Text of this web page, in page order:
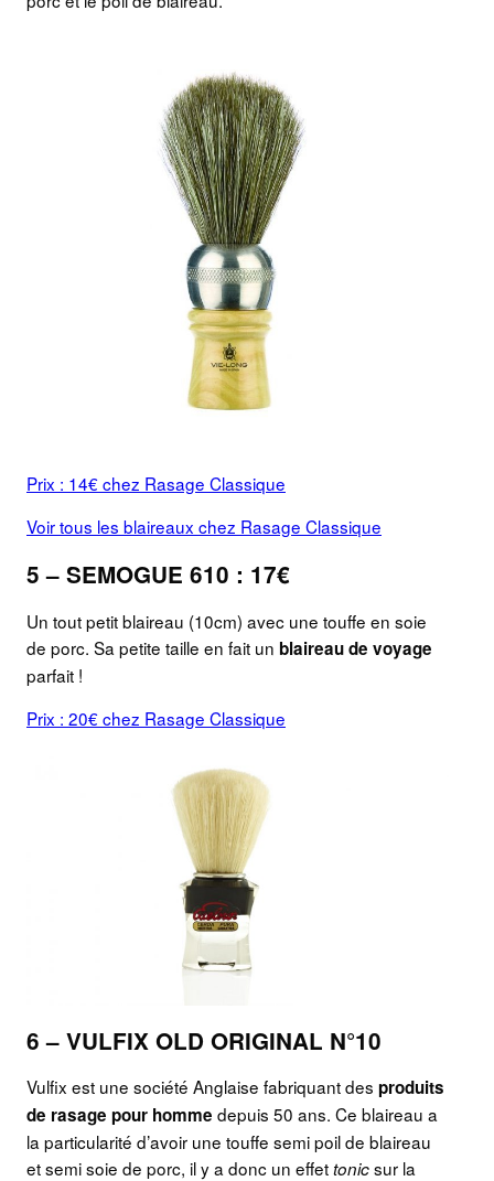
Prix : 14€ chez Rasage Classique
Voir tous les blaireaux chez Rasage Classique
5 – SEMOGUE 610 : 17€
Un tout petit blaireau (10cm) avec une touffe en soie
de porc. Sa petite taille en fait un blaireau de voyage
parfait !
Prix : 20€ chez Rasage Classique
6 – VULFIX OLD ORIGINAL N°10
Vulfix est une société Anglaise fabriquant des produits
de rasage pour homme depuis 50 ans. Ce blaireau a
la particularité d’avoir une touffe semi poil de blaireau
et semi soie de porc, il y a donc un effettonicsur la